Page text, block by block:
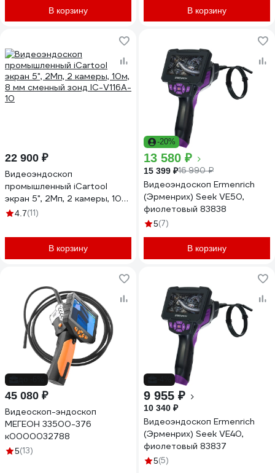
В корзину В корзину
22 900 ₽
Видеоэндоскоп
промышленный iCartool
экран 5", 2Мп, 2 камеры, 10м,
8 мм сменный зонд IC-V116A-
4.7(11)
В корзину
-20%
13 580 ₽
15 399 ₽16 990 ₽
Видеоэндоскоп Ermenrich
(Эрменрих) Seek VE50,
фиолетовый 83838
5(7)
В корзину
45 080 ₽
Видеоскоп-эндоскоп
МЕГЕОН 33500-376
к0000032788
5(13)
9 955 ₽
10 340 ₽
Видеоэндоскоп Ermenrich
(Эрменрих) Seek VE40,
фиолетовый 83837
5(5)